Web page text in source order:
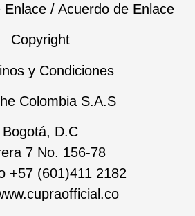
Enlace / Acuerdo de Enlace
Copyright
y Condiciones
Colombia S.A.S
Bogotá, D.C
7 No. 156-78
+57 (601)411 2182